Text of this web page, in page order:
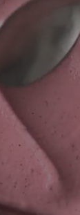
женщине
тебя все